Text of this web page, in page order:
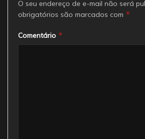
O seu endereço de e-mail não será
obrigatórios são marcados com *
Comentário *